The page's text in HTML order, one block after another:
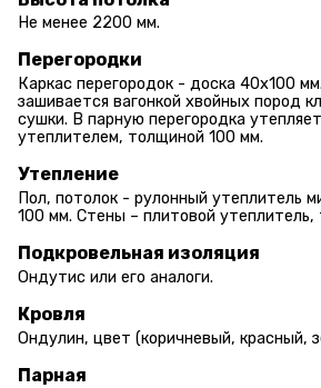
Не менее 2200 мм.
Перегородки
Каркас перегородок - доска 40х100
зашивается вагонкой хвойных пород
сушки. В парную перегородка
утеплителем, толщиной 100 мм.
Утепление
Пол, потолок - рулонный утеплитель
100 мм. Стены – плитовой
Подкровельная изоляция
Ондутис или его аналоги.
Кровля
Ондулин, цвет (коричневый, красный,
Парная